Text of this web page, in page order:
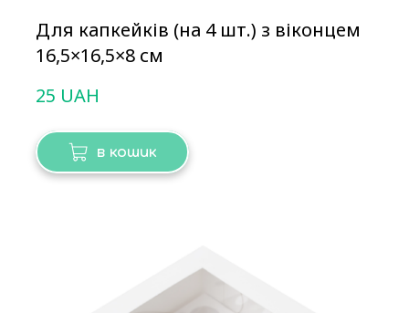
Для капкейків (на 4 шт.) з віконцем
16,5×16,5×8 см
25 UAH
в кошик